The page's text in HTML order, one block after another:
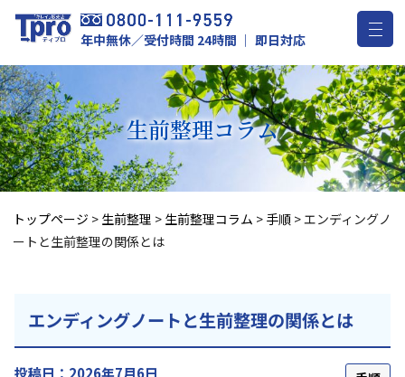
年中無休／受付時間 24時間 ｜ 即日対応
生前整理コラム
トップページ > 生前整理 > 生前整理コラム > 手順 >エンディングノ
ートと生前整理の関係とは
エンディングノートと生前整理の関係とは
投稿日：2026年7月6日